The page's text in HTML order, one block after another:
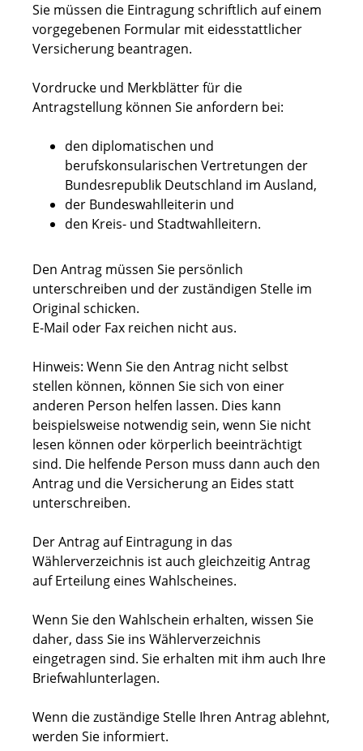
Sie müssen die Eintragung schriftlich auf einem
vorgegebenen Formular mit eidesstattlicher
Versicherung beantragen.
Vordrucke und Merkblätter für die
Antragstellung können Sie anfordern bei:
den diplomatischen und
berufskonsularischen Vertretungen der
Bundesrepublik Deutschland im Ausland,
der Bundeswahlleiterin und
den Kreis- und Stadtwahlleitern.
Den Antrag müssen Sie persönlich
unterschreiben und der zuständigen Stelle im
Original schicken.
E-Mail oder Fax reichen nicht aus.
Hinweis: Wenn Sie den Antrag nicht selbst
stellen können, können Sie sich von einer
anderen Person helfen lassen. Dies kann
beispielsweise notwendig sein, wenn Sie nicht
lesen können oder körperlich beeinträchtigt
sind. Die helfende Person muss dann auch den
Antrag und die Versicherung an Eides statt
unterschreiben.
Der Antrag auf Eintragung in das
Wählerverzeichnis ist auch gleichzeitig Antrag
auf Erteilung eines Wahlscheines.
Wenn Sie den Wahlschein erhalten, wissen Sie
daher, dass Sie ins Wählerverzeichnis
eingetragen sind. Sie erhalten mit ihm auch Ihre
Briefwahlunterlagen.
Wenn die zuständige Stelle Ihren Antrag ablehnt,
werden Sie informiert.